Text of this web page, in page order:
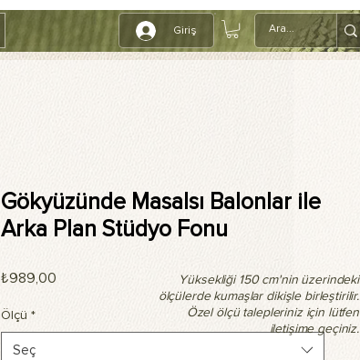
Giriş
Gökyüzünde Masalsı Balonlar ile
Arka Plan Stüdyo Fonu
₺989,00
Ölçü *
Seç
Yüksekliği 150 cm'nin üzerindeki
ölçülerde kumaşlar dikişle birleştirilir.
Özel ölçü talepleriniz için lütfen
iletişime geçiniz.